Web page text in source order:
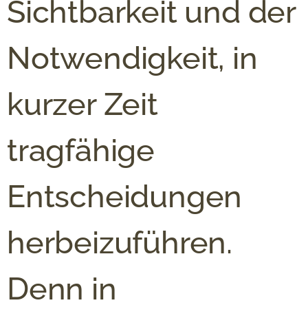
Sichtbarkeit und der
Notwendigkeit, in
kurzer Zeit
tragfähige
Entscheidungen
herbeizuführen.
Denn in